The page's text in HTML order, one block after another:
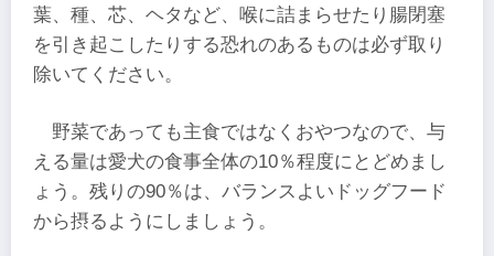
葉、種、芯、ヘタなど、喉に詰まらせたり腸閉塞
を引き起こしたりする恐れのあるものは必ず取り
除いてください。
野菜であっても主食ではなくおやつなので、与
える量は愛犬の食事全体の10％程度にとどめまし
ょう。残りの90％は、バランスよいドッグフード
から摂るようにしましょう。